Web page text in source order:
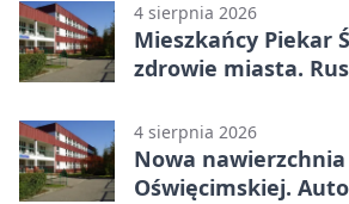
4 sierpnia 2026
Mieszkańcy Piekar
zdrowie miasta.
4 sierpnia 2026
Nowa
Oświęcimskiej.